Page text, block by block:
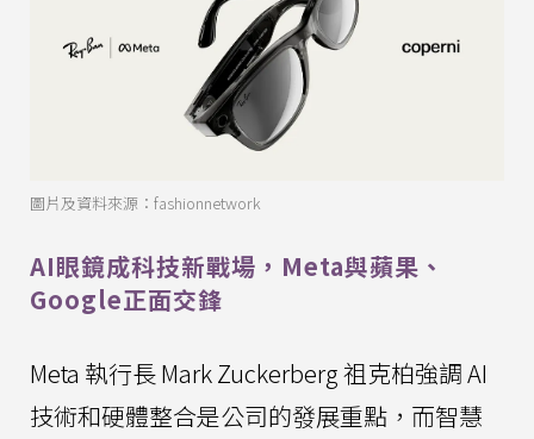
圖片及資料來源：fashionnetwork
AI眼鏡成科技新戰場，Meta與蘋果、
Google正面交鋒
Meta 執行長 Mark Zuckerberg 祖克柏強調 AI
技術和硬體整合是公司的發展重點，而智慧